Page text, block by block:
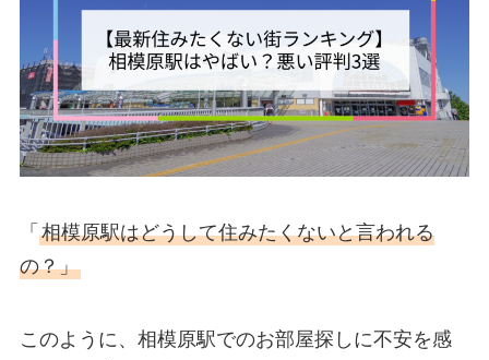
「 相模原駅はどうして住みたくないと言われる
の？」
このように、相模原駅でのお部屋探しに不安を感